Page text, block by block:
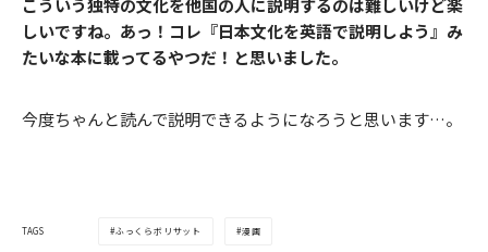
こういう独特の文化を他国の人に説明するのは難しいけど楽
しいですね。あっ！コレ『日本文化を英語で説明しよう』み
たいな本に載ってるやつだ！と思いました。
今度ちゃんと読んで説明できるようになろうと思います…。
TAGS ふっくらボリサット 漫画